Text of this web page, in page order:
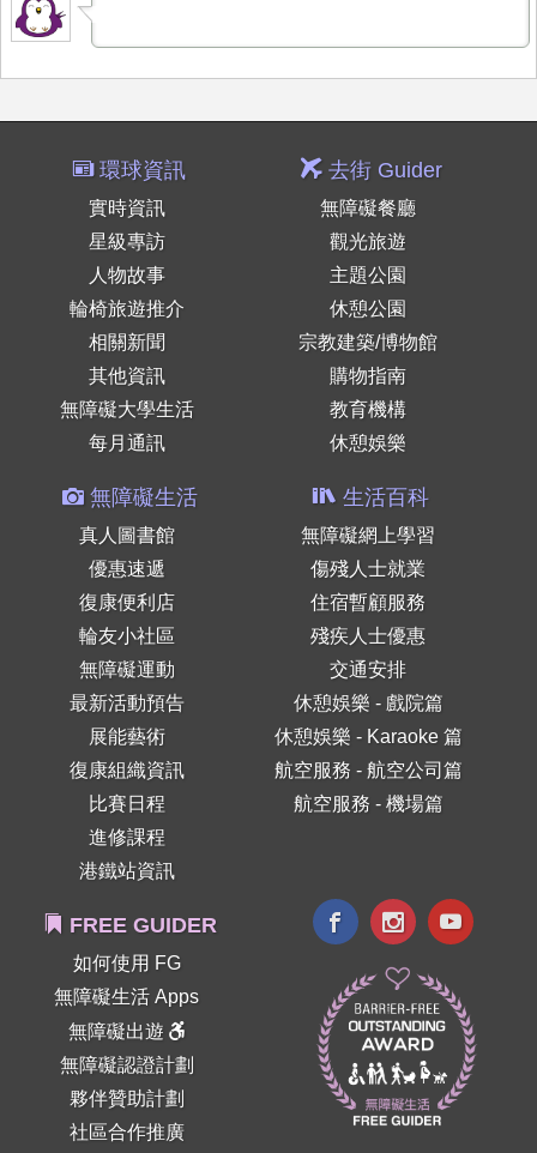
環球資訊
實時資訊
星級專訪
人物故事
輪椅旅遊推介
相關新聞
其他資訊
無障礙大學生活
每月通訊
去街 Guider
無障礙餐廳
觀光旅遊
主題公園
休憩公園
宗教建築/博物館
購物指南
教育機構
休憩娛樂
無障礙生活
真人圖書館
優惠速遞
復康便利店
輪友小社區
無障礙運動
最新活動預告
展能藝術
復康組織資訊
比賽日程
進修課程
港鐵站資訊
生活百科
無障礙網上學習
傷殘人士就業
住宿暫顧服務
殘疾人士優惠
交通安排
休憩娛樂 - 戲院篇
休憩娛樂 - Karaoke 篇
航空服務 - 航空公司篇
航空服務 - 機場篇
FREE GUIDER
如何使用 FG
無障礙生活 Apps
無障礙出遊
無障礙認證計劃
夥伴贊助計劃
社區合作推廣